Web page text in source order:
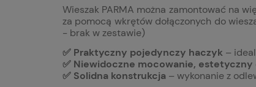
Wieszak PARMA można zamontować na
za pomocą wkrętów dołączonych do
- brak w zestawie)
✅ Praktyczny pojedynczy haczyk –
✅ Niewidoczne mocowanie, estetyczny
✅ Solidna konstrukcja – wykonanie z